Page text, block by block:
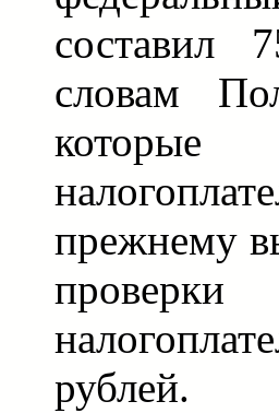
составил
словам
прежнему
рублей.